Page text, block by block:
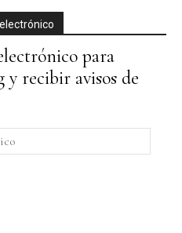
para
y recibir avisos de